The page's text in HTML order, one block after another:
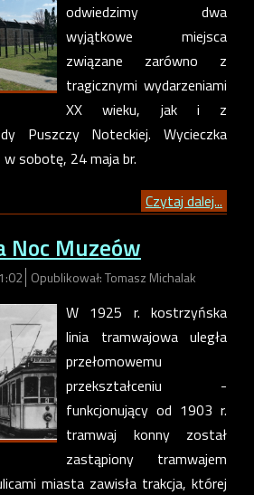
odwiedzimy dwa
wyjątkowe miejsca
związane zarówno z
tragicznymi wydarzeniami
XX wieku, jak i z
Puszczy Noteckiej. Wycieczka
w sobotę, 24 maja br.
Czytaj dalej...
Noc Muzeów
Opublikował: Tomasz Michalak
W 1925 r. kostrzyńska
linia tramwajowa uległa
przełomowemu
przekształceniu -
funkcjonujący od 1903 r.
tramwaj konny został
zastąpiony tramwajem
miasta zawisła trakcja, której